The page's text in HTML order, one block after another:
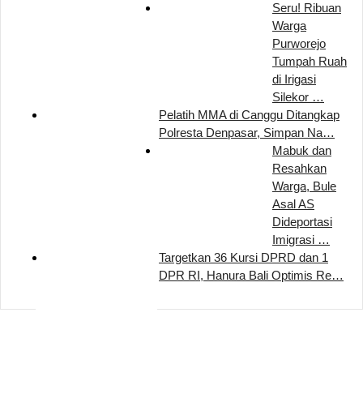
Seru! Ribuan
Warga
Purworejo
Tumpah Ruah
di Irigasi
Silekor …
Pelatih MMA di Canggu Ditangkap
Polresta Denpasar, Simpan Na…
Mabuk dan
Resahkan
Warga, Bule
Asal AS
Dideportasi
Imigrasi …
Targetkan 36 Kursi DPRD dan 1
DPR RI, Hanura Bali Optimis Re…